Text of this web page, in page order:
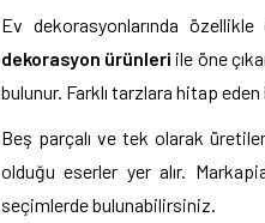
Ev dekorasyonlarında
dekorasyon ürünleri ile öne
bulunur. Farklı tarzlara hitap
Beş parçalı ve tek olarak
olduğu eserler yer alır.
seçimlerde bulunabilirsiniz.